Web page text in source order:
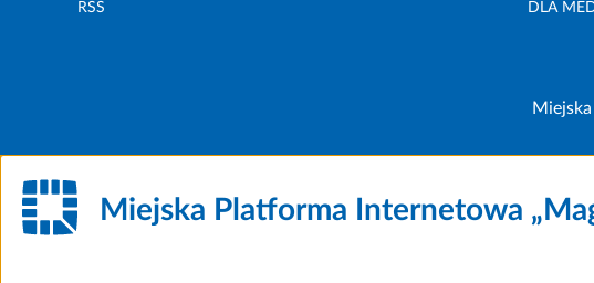
RSS DLA
Miejska Platforma Internetowa